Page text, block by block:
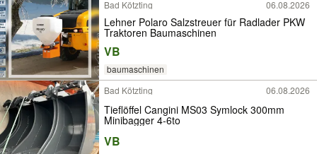
Bad Kötzting
06.08.2026
Lehner Polaro Salzstreuer für Radlader PKW
Traktoren Baumaschinen
VB
baumaschinen
Bad Kötzting
06.08.2026
Tieflöffel Cangini MS03 Symlock 300mm
Minibagger 4-6to
VB